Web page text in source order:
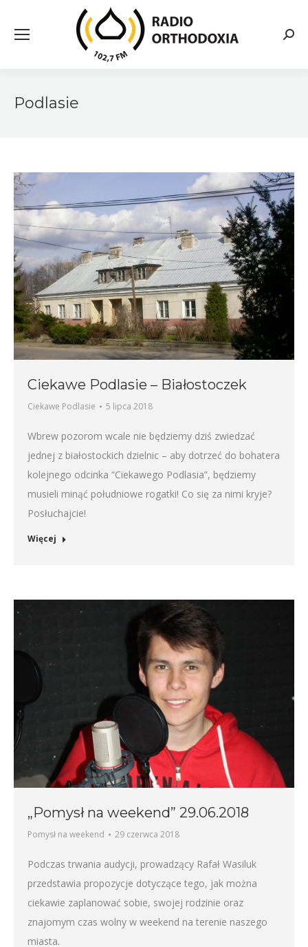
Podlasie
Ciekawe Podlasie – Białostoczek
Ciekawe Podlasie 5 lipca 2018
Wbrew pozorom wcale nie będziemy dziś zwiedzać
jednej z białostockich dzielnic – aby dotrzeć do bohatera
kolejnego odcinka “Ciekawego Podlasia”, będziemy
musieli minąć południowe rogatki! Co się za nimi kryje?
Posłuchajcie!
Więcej
„Pomysł na weekend” 29.06.2018
Pomysł na weekend 29 czerwca 2018
Podczas trwania audycji, prowadzący Rafał Wasiluk
przedstawia propozycje dotyczące tego, jak można
ciekawie zaplanować sobie, swojej rodzinie oraz
znajomym czas wolny w weekend na terenie naszego
miasta.